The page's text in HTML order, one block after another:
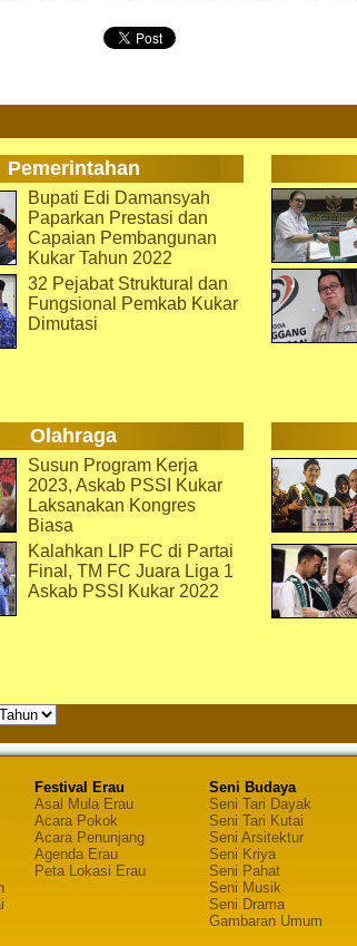
Pemerintahan
Bupati Edi Damansyah
Paparkan Prestasi dan
Capaian Pembangunan
Kukar Tahun 2022
32 Pejabat Struktural dan
Fungsional Pemkab Kukar
Dimutasi
Olahraga
Susun Program Kerja
2023, Askab PSSI Kukar
Laksanakan Kongres
Biasa
Kalahkan LIP FC di Partai
Final, TM FC Juara Liga 1
Askab PSSI Kukar 2022
Festival Erau
Asal Mula Erau
Acara Pokok
Acara Penunjang
Agenda Erau
Peta Lokasi Erau
Seni Budaya
Seni Tari Dayak
Seni Tari Kutai
Seni Arsitektur
Seni Kriya
Seni Pahat
Seni Musik
Seni Drama
Gambaran Umum